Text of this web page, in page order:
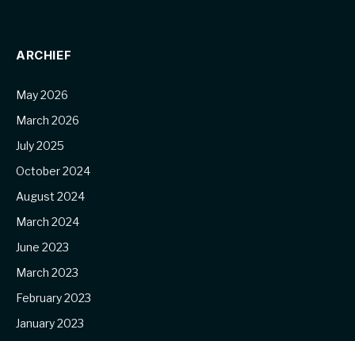
ARCHIEF
May 2026
March 2026
July 2025
October 2024
August 2024
March 2024
June 2023
March 2023
February 2023
January 2023